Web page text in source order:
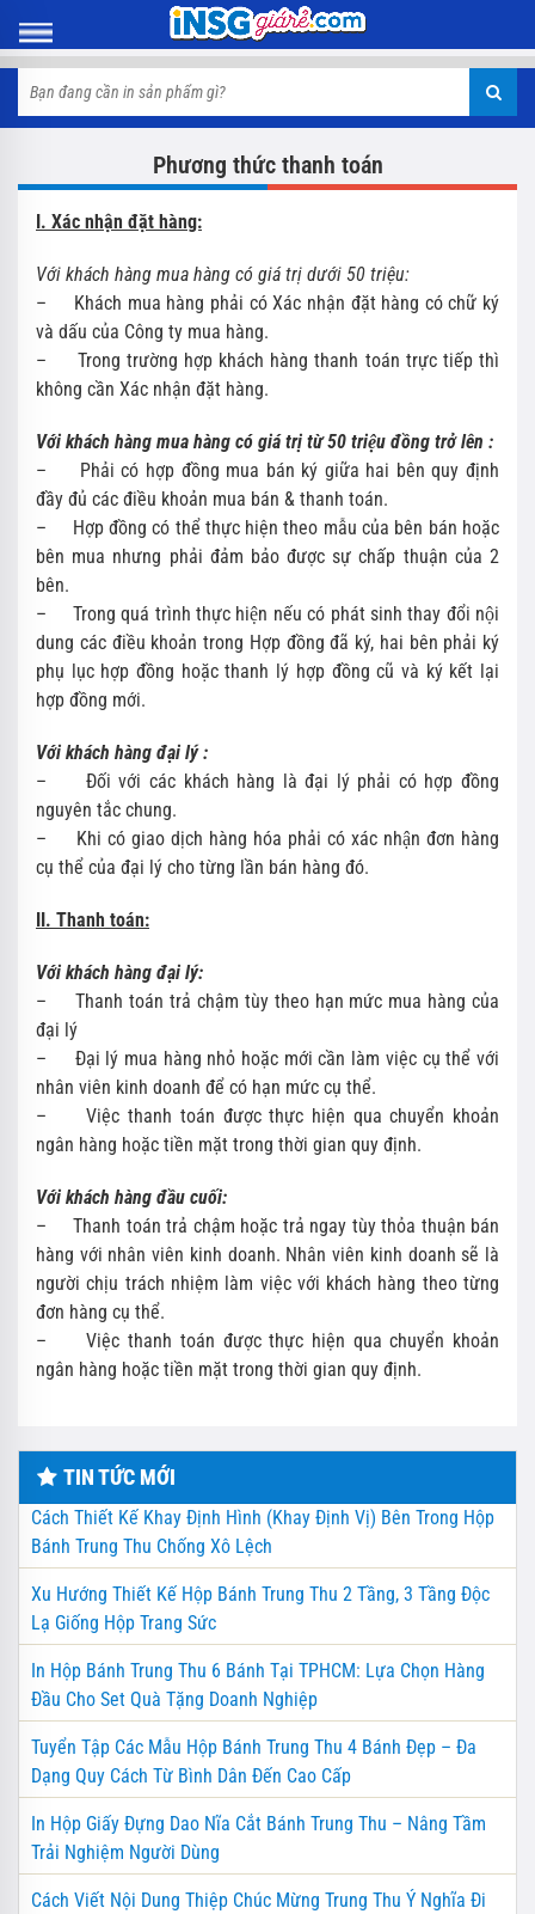
Phương thức thanh toán
I. Xác nhận đặt hàng:
Với khách hàng mua hàng có giá trị dưới 50 triệu:
– Khách mua hàng phải có Xác nhận đặt hàng có chữ ký
và dấu của Công ty mua hàng.
– Trong trường hợp khách hàng thanh toán trực tiếp thì
không cần Xác nhận đặt hàng.
Với khách hàng mua hàng có giá trị từ 50 triệu đồng trở lên :
– Phải có hợp đồng mua bán ký giữa hai bên quy định
đầy đủ các điều khoản mua bán & thanh toán.
– Hợp đồng có thể thực hiện theo mẫu của bên bán hoặc
bên mua nhưng phải đảm bảo được sự chấp thuận của 2
bên.
– Trong quá trình thực hiện nếu có phát sinh thay đổi nội
dung các điều khoản trong Hợp đồng đã ký, hai bên phải ký
phụ lục hợp đồng hoặc thanh lý hợp đồng cũ và ký kết lại
hợp đồng mới.
Với khách hàng đại lý :
– Đối với các khách hàng là đại lý phải có hợp đồng
nguyên tắc chung.
– Khi có giao dịch hàng hóa phải có xác nhận đơn hàng
cụ thể của đại lý cho từng lần bán hàng đó.
II. Thanh toán:
Với khách hàng đại lý:
– Thanh toán trả chậm tùy theo hạn mức mua hàng của
đại lý
– Đại lý mua hàng nhỏ hoặc mới cần làm việc cụ thể với
nhân viên kinh doanh để có hạn mức cụ thể.
– Việc thanh toán được thực hiện qua chuyển khoản
ngân hàng hoặc tiền mặt trong thời gian quy định.
Với khách hàng đầu cuối:
– Thanh toán trả chậm hoặc trả ngay tùy thỏa thuận bán
hàng với nhân viên kinh doanh. Nhân viên kinh doanh sẽ là
người chịu trách nhiệm làm việc với khách hàng theo từng
đơn hàng cụ thể.
– Việc thanh toán được thực hiện qua chuyển khoản
ngân hàng hoặc tiền mặt trong thời gian quy định.
TIN TỨC MỚI
Cách Thiết Kế Khay Định Hình (Khay Định Vị) Bên Trong Hộp
Bánh Trung Thu Chống Xô Lệch
Xu Hướng Thiết Kế Hộp Bánh Trung Thu 2 Tầng, 3 Tầng Độc
Lạ Giống Hộp Trang Sức
In Hộp Bánh Trung Thu 6 Bánh Tại TPHCM: Lựa Chọn Hàng
Đầu Cho Set Quà Tặng Doanh Nghiệp
Tuyển Tập Các Mẫu Hộp Bánh Trung Thu 4 Bánh Đẹp – Đa
Dạng Quy Cách Từ Bình Dân Đến Cao Cấp
In Hộp Giấy Đựng Dao Nĩa Cắt Bánh Trung Thu – Nâng Tầm
Trải Nghiệm Người Dùng
Cách Viết Nội Dung Thiệp Chúc Mừng Trung Thu Ý Nghĩa Đi